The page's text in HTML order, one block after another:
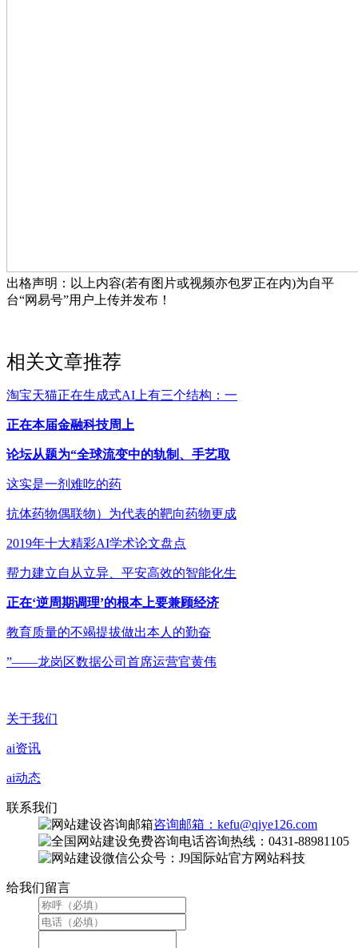
出格声明：以上内容(若有图片或视频亦包罗正在内)为自平
台“网易号”用户上传并发布！
相关文章推荐
淘宝天猫正在生成式AI上有三个结构：一
正在本届金融科技周上
论坛从题为“全球流变中的轨制、手艺取
这实是一剂难吃的药
抗体药物偶联物）为代表的靶向药物更成
2019年十大精彩AI学术论文盘点
帮力建立自从立异、平安高效的智能化生
正在‘逆周期调理’的根本上要兼顾经济
教育质量的不竭提拔做出本人的勤奋
”——龙岗区数据公司首席运营官黄伟
关于我们
ai资讯
ai动态
联系我们
咨询邮箱：kefu@qiye126.com
咨询热线：0431-88981105
微信公众号：J9国际站官方网站科技
给我们留言